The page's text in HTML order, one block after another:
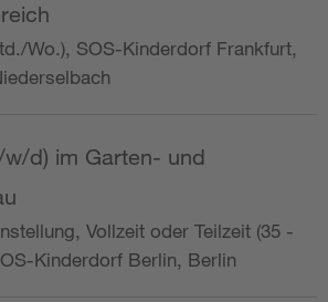
Wo.), SOS-Kinderdorf Frankfurt,
d) im Garten- und
Vollzeit oder Teilzeit (35 -
Kinderdorf Berlin, Berlin